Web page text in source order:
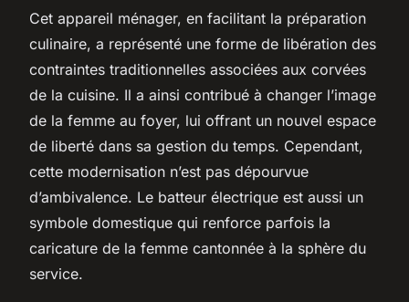
Cet appareil ménager, en facilitant la préparation
culinaire, a représenté une forme de libération des
contraintes traditionnelles associées aux corvées
de la cuisine. Il a ainsi contribué à changer l’image
de la femme au foyer, lui offrant un nouvel espace
de liberté dans sa gestion du temps. Cependant,
cette modernisation n’est pas dépourvue
d’ambivalence. Le batteur électrique est aussi un
symbole domestique qui renforce parfois la
caricature de la femme cantonnée à la sphère du
service.